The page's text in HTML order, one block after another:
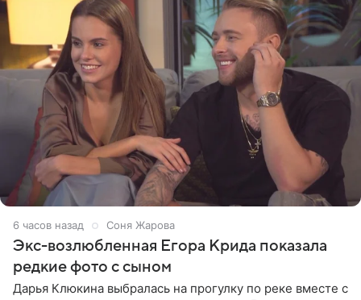
6 часов назад Соня Жарова
Экс-возлюбленная Егора Крида показала
редкие фото с сыном
Дарья Клюкина выбралась на прогулку по реке вместе с